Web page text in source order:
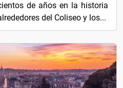
de años en la historia
del Coliseo y los...